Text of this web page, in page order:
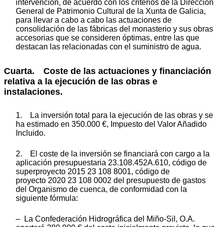
intervención, de acuerdo con los criterios de la Dirección
General de Patrimonio Cultural de la Xunta de Galicia,
para llevar a cabo a cabo las actuaciones de
consolidación de las fábricas del monasterio y sus obras
accesorias que se consideren óptimas, entre las que
destacan las relacionadas con el suministro de agua.
Cuarta. Coste de las actuaciones y financiación
relativa a la ejecución de las obras e
instalaciones.
1. La inversión total para la ejecución de las obras y se
ha estimado en 350.000 €, Impuesto del Valor Añadido
Incluido.
2. El coste de la inversión se financiará con cargo a la
aplicación presupuestaria 23.108.452A.610, código de
superproyecto 2015 23 108 8001, código de
proyecto 2020 23 108 0002 del presupuesto de gastos
del Organismo de cuenca, de conformidad con la
siguiente fórmula:
– La Confederación Hidrográfica del Miño-Sil, O.A.